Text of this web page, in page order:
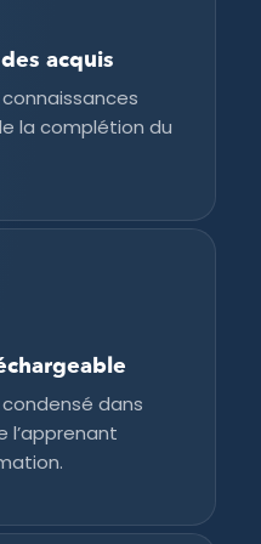
acquis
la complétion du
dans
l’apprenant